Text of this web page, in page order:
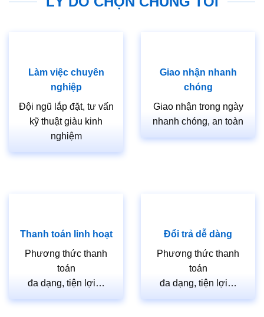
Làm việc chuyên
nghiệp
Đội ngũ lắp đặt, tư vấn
kỹ thuật giàu kinh
nghiệm
Giao nhận nhanh
chóng
Giao nhận trong ngày
nhanh chóng, an toàn
Thanh toán linh hoạt
Phương thức thanh
toán
đa dạng, tiện lợi…
Đổi trả dễ dàng
Phương thức thanh
toán
đa dạng, tiện lợi…